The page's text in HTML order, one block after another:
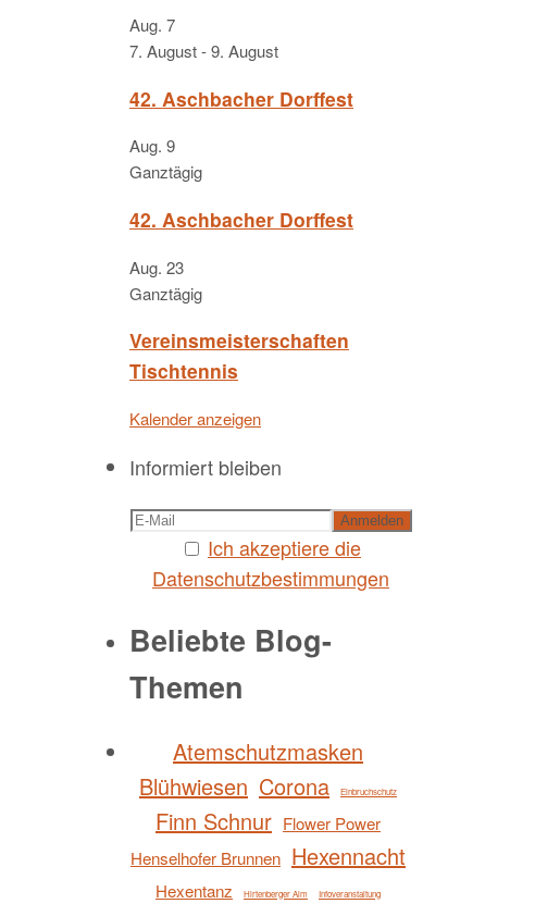
Aug. 7
7. August-9. August
42. Aschbacher Dorffest
Aug. 9
Ganztägig
42. Aschbacher Dorffest
Aug. 23
Ganztägig
Vereinsmeisterschaften
Tischtennis
Kalender anzeigen
Informiert bleiben
Ich akzeptiere die
Datenschutzbestimmungen
Beliebte Blog-
Themen
Atemschutzmasken
Blühwiesen Corona Einbruchschutz
Finn Schnur Flower Power
Henselhofer Brunnen Hexennacht
Hexentanz Hirtenberger Alm Infoveranstaltung